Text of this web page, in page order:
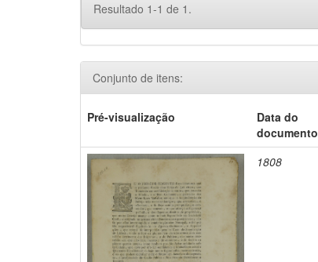
Resultado 1-1 de 1.
Conjunto de itens:
Pré-visualização
Data do
documento
1808